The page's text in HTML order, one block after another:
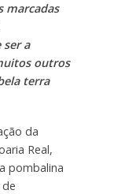
marcadas
a
outros
terra
da
Real,
pombalina